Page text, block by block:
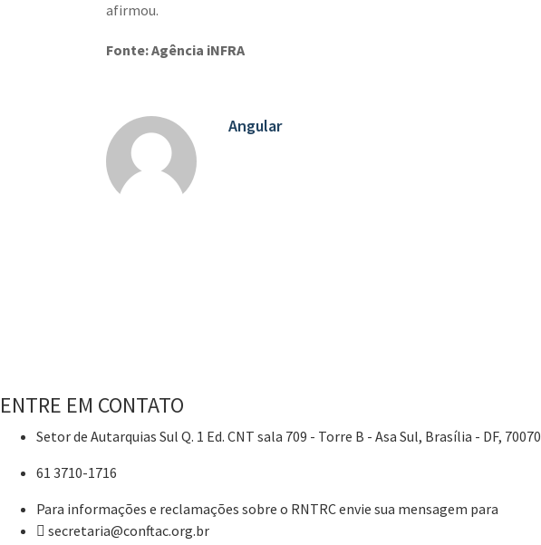
afirmou.
Fonte:Agência iNFRA
Angular
ENTRE EM CONTATO
Setor de Autarquias Sul Q. 1 Ed. CNT sala 709 - Torre B - Asa Sul, Brasília - DF,
61 3710-1716
Para informações e reclamações sobre o RNTRC envie sua mensagem para
secretaria@conftac.org.br